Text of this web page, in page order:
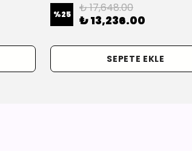
%25 ₺ 17,648.00
₺ 13,236.00
SEPETE EKLE